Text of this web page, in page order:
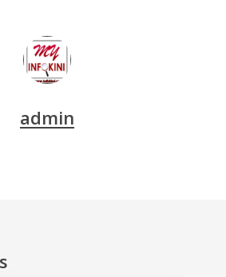
admin